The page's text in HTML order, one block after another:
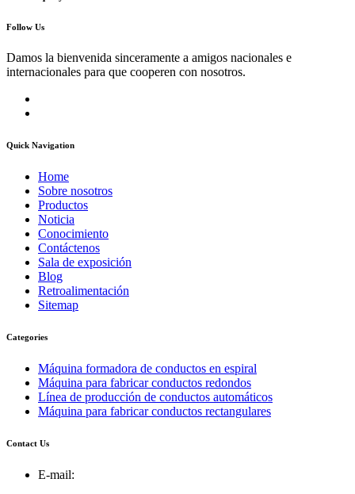
Follow Us
Damos la bienvenida sinceramente a amigos nacionales e
internacionales para que cooperen con nosotros.
Quick Navigation
Home
Sobre nosotros
Productos
Noticia
Conocimiento
Contáctenos
Sala de exposición
Blog
Retroalimentación
Sitemap
Categories
Máquina formadora de conductos en espiral
Máquina para fabricar conductos redondos
Línea de producción de conductos automáticos
Máquina para fabricar conductos rectangulares
Contact Us
E-mail: